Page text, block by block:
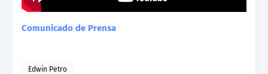
Comunicado de Prensa
Edwin Petro